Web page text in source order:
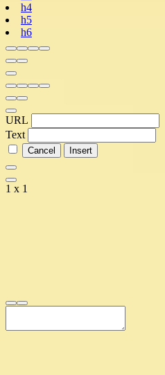
h4
h5
h6
URL
Text
1 x 1